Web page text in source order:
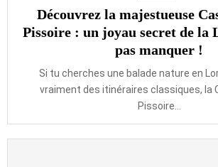
Découvrez la majestueuse
Pissoire : un joyau secret de la
pas manquer !
Si tu cherches une balade nature en
vraiment des itinéraires classiques, la
Pissoire...